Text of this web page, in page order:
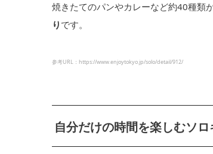
焼きたてのパンやカレーなど約40種類
り です。
参考URL：https://www.enjoytokyo.jp/solo/detail/912/
自分だけの時間を楽しむソ